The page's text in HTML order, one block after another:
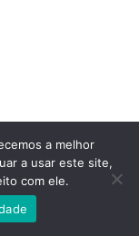
a melhor
a usar este site,
com ele.